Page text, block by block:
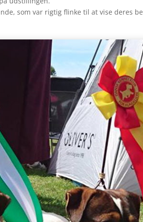
som var rigtig flinke til at vise deres